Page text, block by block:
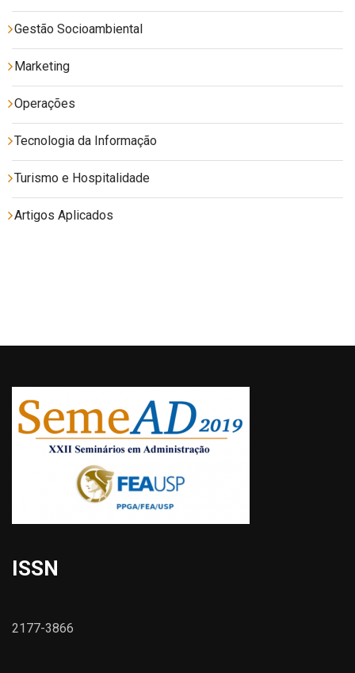
Gestão Socioambiental
Marketing
Operações
Tecnologia da Informação
Turismo e Hospitalidade
Artigos Aplicados
ISSN
2177-3866